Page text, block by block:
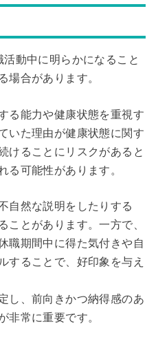
動中に明らかになること
場合があります。
る能力や健康状態を重視す
いた理由が健康状態に関す
けることにリスクがあると
る可能性があります。
自然な説明をしたりする
ことがあります。一方で、
職期間中に得た気付きや自
することで、好印象を与え
し、前向きかつ納得感のあ
非常に重要です。